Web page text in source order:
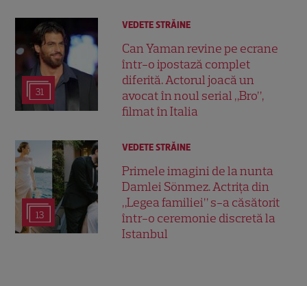
31
VEDETE STRĂINE
Can Yaman revine pe ecrane
într-o ipostază complet
diferită. Actorul joacă un
avocat în noul serial „Bro”,
filmat în Italia
13
VEDETE STRĂINE
Primele imagini de la nunta
Damlei Sönmez. Actrița din
„Legea familiei” s-a căsătorit
într-o ceremonie discretă la
Istanbul